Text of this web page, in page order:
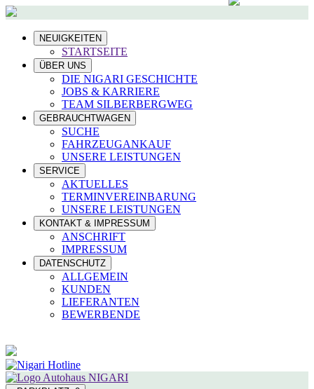
NEUIGKEITEN
STARTSEITE
ÜBER UNS
DIE NIGARI GESCHICHTE
JOBS & KARRIERE
TEAM SILBERBERGWEG
GEBRAUCHTWAGEN
SUCHE
FAHRZEUGANKAUF
UNSERE LEISTUNGEN
SERVICE
AKTUELLES
TERMINVEREINBARUNG
UNSERE LEISTUNGEN
KONTAKT & IMPRESSUM
ANSCHRIFT
IMPRESSUM
DATENSCHUTZ
ALLGEMEIN
KUNDEN
LIEFERANTEN
BEWERBENDE